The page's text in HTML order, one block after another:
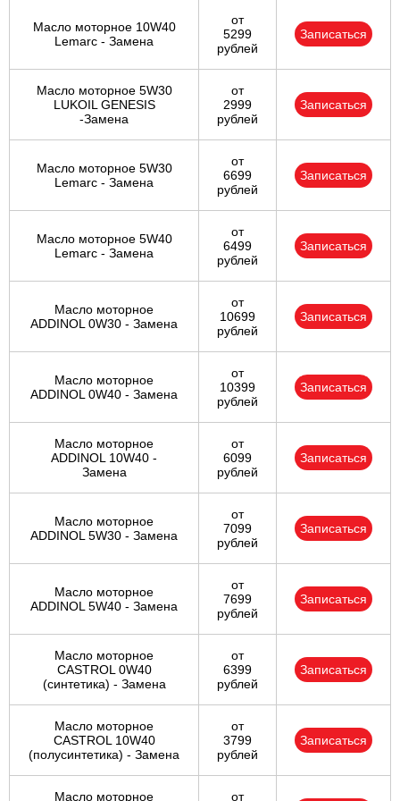
Масло моторное 10W40
Lemarc - Замена
от
5299
рублей
Записаться
Масло моторное 5W30
LUKOIL GENESIS
-Замена
от
2999
рублей
Записаться
Масло моторное 5W30
Lemarc - Замена
от
6699
рублей
Записаться
Масло моторное 5W40
Lemarc - Замена
от
6499
рублей
Записаться
Масло моторное
ADDINOL 0W30 - Замена
от
10699
рублей
Записаться
Масло моторное
ADDINOL 0W40 - Замена
от
10399
рублей
Записаться
Масло моторное
ADDINOL 10W40 -
Замена
от
6099
рублей
Записаться
Масло моторное
ADDINOL 5W30 - Замена
от
7099
рублей
Записаться
Масло моторное
ADDINOL 5W40 - Замена
от
7699
рублей
Записаться
Масло моторное
CASTROL 0W40
(синтетика) - Замена
от
6399
рублей
Записаться
Масло моторное
CASTROL 10W40
(полусинтетика) - Замена
от
3799
рублей
Записаться
Масло моторное от